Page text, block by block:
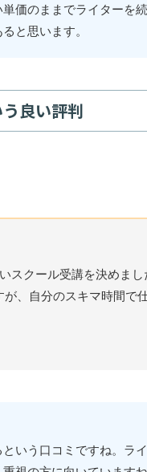
価のままでライターを
と思います。
良い評判
クール受講を決めまし
、自分のスキマ時間で
いう口コミですね。ラ